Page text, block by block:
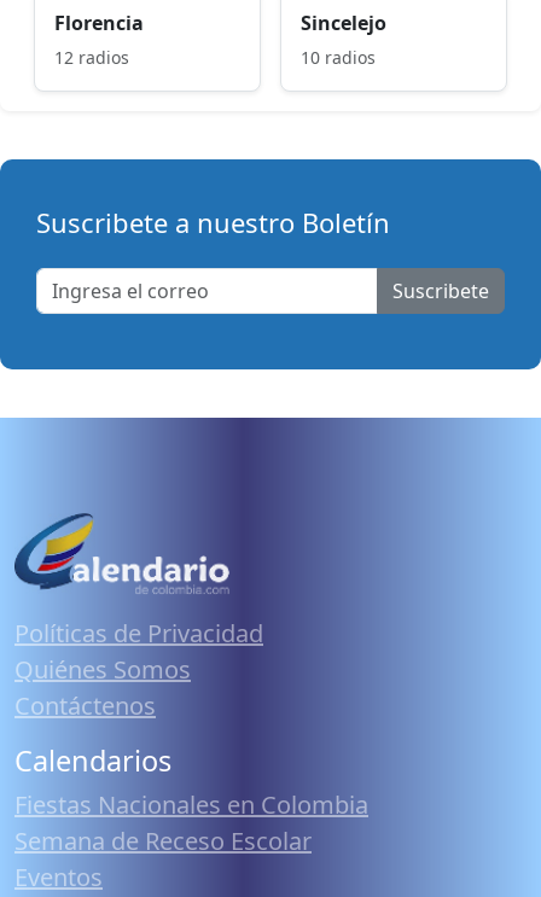
Florencia
12 radios
Sincelejo
10 radios
Suscribete a nuestro Boletín
Suscribete
Políticas de Privacidad
Quiénes Somos
Contáctenos
Calendarios
Fiestas Nacionales en Colombia
Semana de Receso Escolar
Eventos